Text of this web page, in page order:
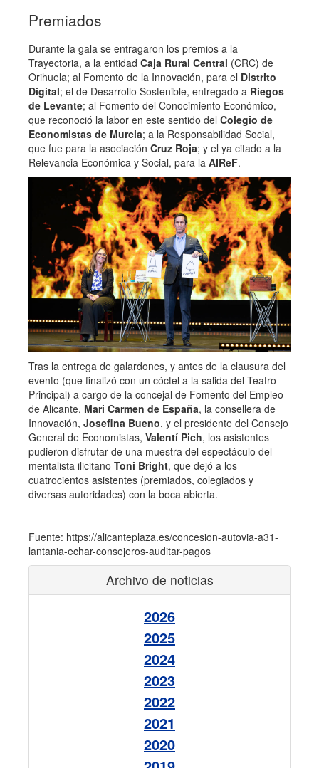
Premiados
Durante la gala se entragaron los premios a la
Trayectoria, a la entidad Caja Rural Central (CRC) de
Orihuela; al Fomento de la Innovación, para el Distrito
Digital; el de Desarrollo Sostenible, entregado a Riegos
de Levante; al Fomento del Conocimiento Económico,
que reconoció la labor en este sentido del Colegio de
Economistas de Murcia; a la Responsabilidad Social,
que fue para la asociación Cruz Roja; y el ya citado a la
Relevancia Económica y Social, para la AIReF.
Tras la entrega de galardones, y antes de la clausura del
evento (que finalizó con un cóctel a la salida del Teatro
Principal) a cargo de la concejal de Fomento del Empleo
de Alicante, Mari Carmen de España, la consellera de
Innovación, Josefina Bueno, y el presidente del Consejo
General de Economistas, Valentí Pich, los asistentes
pudieron disfrutar de una muestra del espectáculo del
mentalista ilicitano Toni Bright, que dejó a los
cuatrocientos asistentes (premiados, colegiados y
diversas autoridades) con la boca abierta.
Fuente: https://alicanteplaza.es/concesion-autovia-a31-
lantania-echar-consejeros-auditar-pagos
Archivo de noticias
2026
2025
2024
2023
2022
2021
2020